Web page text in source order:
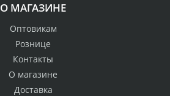
О МАГАЗИНЕ
Оптовикам
Рознице
Контакты
О магазине
Доставка